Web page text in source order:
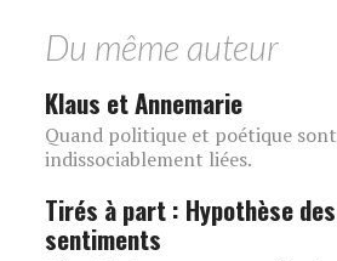
Du même auteur
Klaus et Annemarie
Quand politique et poétique sont
indissociablement liées.
Tirés à part : Hypothèse des
sentiments